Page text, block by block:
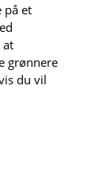
på et
at
grønnere
du vil